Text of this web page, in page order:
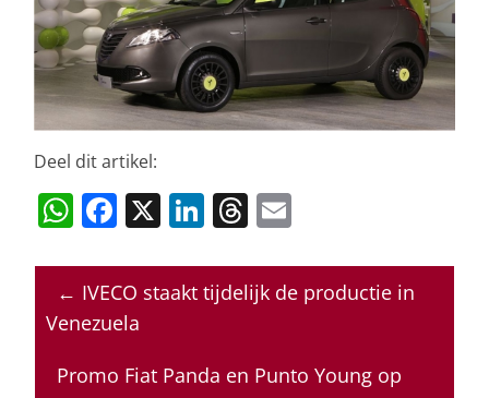
Deel dit artikel:
W
at
s
p
F
c
e
o
X Li
k
e
n
T
re
a
s
ai
l
← IVECO staakt tijdelijk de productie in
Venezuela
Promo Fiat Panda en Punto Young op